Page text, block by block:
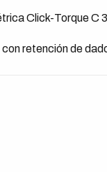
Click-Torque C
con retención de